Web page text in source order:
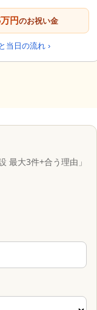
円のお祝い金
当日の流れ ›
最大3件+合う理由」